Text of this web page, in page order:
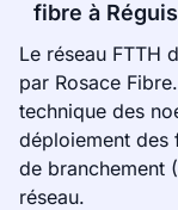
fibre à
Le réseau FTTH
par Rosace
technique des
déploiement des
de branchement
réseau.